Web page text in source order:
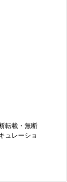
転載・無断
ュレーショ